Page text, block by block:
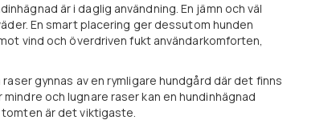
är i daglig användning. En jämn och väl
En smart placering ger dessutom hunden
vind och överdriven fukt användarkomforten,
gynnas av en rymligare hundgård där det finns
och lugnare raser kan en hundinhägnad
är det viktigaste.